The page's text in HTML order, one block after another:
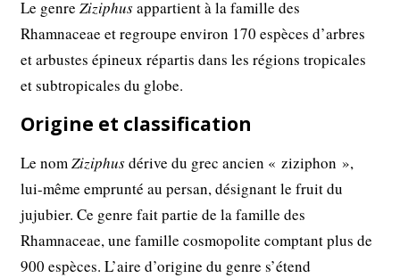
Le genreZiziphusappartient à la famille des
Rhamnaceae et regroupe environ 170 espèces d’arbres
et arbustes épineux répartis dans les régions tropicales
et subtropicales du globe.
Origine et classification
Le nomZiziphusdérive du grec ancien « ziziphon »,
lui-même emprunté au persan, désignant le fruit du
jujubier. Ce genre fait partie de la famille des
Rhamnaceae, une famille cosmopolite comptant plus de
900 espèces. L’aire d’origine du genre s’étend